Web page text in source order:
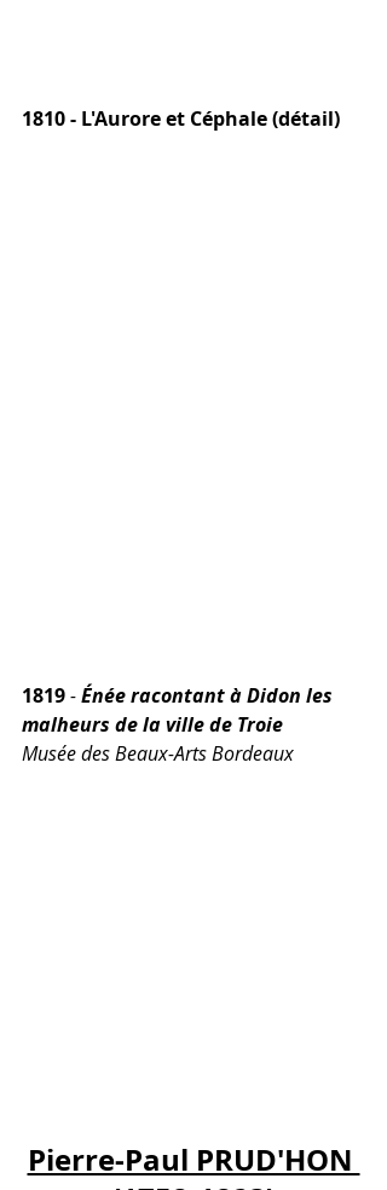
1810 - L'Aurore et Céphale (détail)
1819 - Énée racontant à Didon les
malheurs de la ville de Troie
Musée des Beaux-Arts Bordeaux
Pierre-Paul PRUD'HON